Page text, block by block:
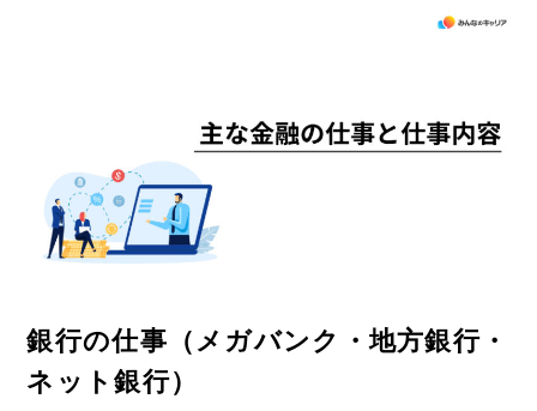
銀行の仕事（メガバンク・地方銀行・
ネット銀行）